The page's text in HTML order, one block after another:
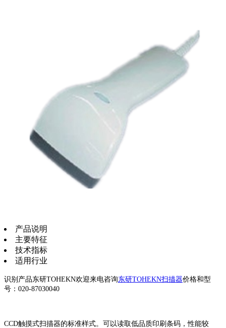
产品说明
主要特征
技术指标
适用行业
识别产品东研TOHEKN欢迎来电咨询东研TOHEKN扫描器价格和型
号：020-87030040
CCD触摸式扫描器的标准样式。可以读取低品质印刷条码，性能较